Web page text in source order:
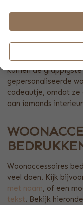
Het personaliseren
per se een naam te
voor kiezen om een
komen de
gepersonaliseerde
cadeautje, omdat
aan iemands
Woonaccessoires
veel doen. Kijk
met naam, of een
tekst. Bekijk